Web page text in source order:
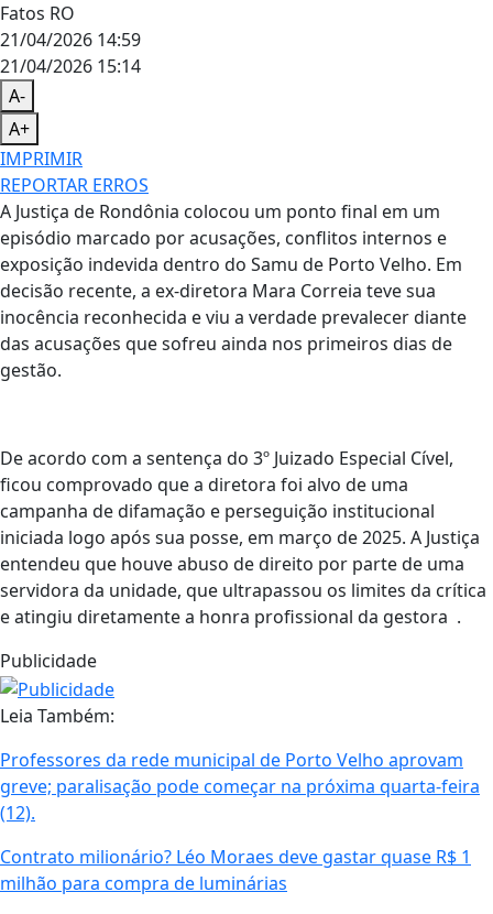
Fatos RO
21/04/2026 14:59
21/04/2026 15:14
A-
A+
IMPRIMIR
REPORTAR ERROS
A Justiça de Rondônia colocou um ponto final em um
episódio marcado por acusações, conflitos internos e
exposição indevida dentro do Samu de Porto Velho. Em
decisão recente, a ex-diretora Mara Correia teve sua
inocência reconhecida e viu a verdade prevalecer diante
das acusações que sofreu ainda nos primeiros dias de
gestão.
De acordo com a sentença do 3º Juizado Especial Cível,
ficou comprovado que a diretora foi alvo de uma
campanha de difamação e perseguição institucional
iniciada logo após sua posse, em março de 2025. A Justiça
entendeu que houve abuso de direito por parte de uma
servidora da unidade, que ultrapassou os limites da crítica
e atingiu diretamente a honra profissional da gestora .
Publicidade
Leia Também:
Professores da rede municipal de Porto Velho aprovam
greve; paralisação pode começar na próxima quarta-feira
(12).
Contrato milionário? Léo Moraes deve gastar quase R$ 1
milhão para compra de luminárias